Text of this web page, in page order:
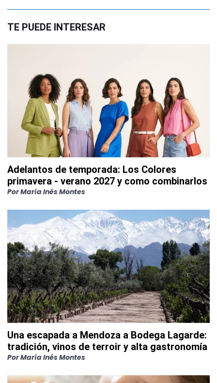
TE PUEDE INTERESAR
Adelantos de temporada: Los Colores
primavera - verano 2027 y como combinarlos
PorMaría Inés Montes
Una escapada a Mendoza a Bodega Lagarde:
tradición, vinos de terroir y alta gastronomía
PorMaría Inés Montes